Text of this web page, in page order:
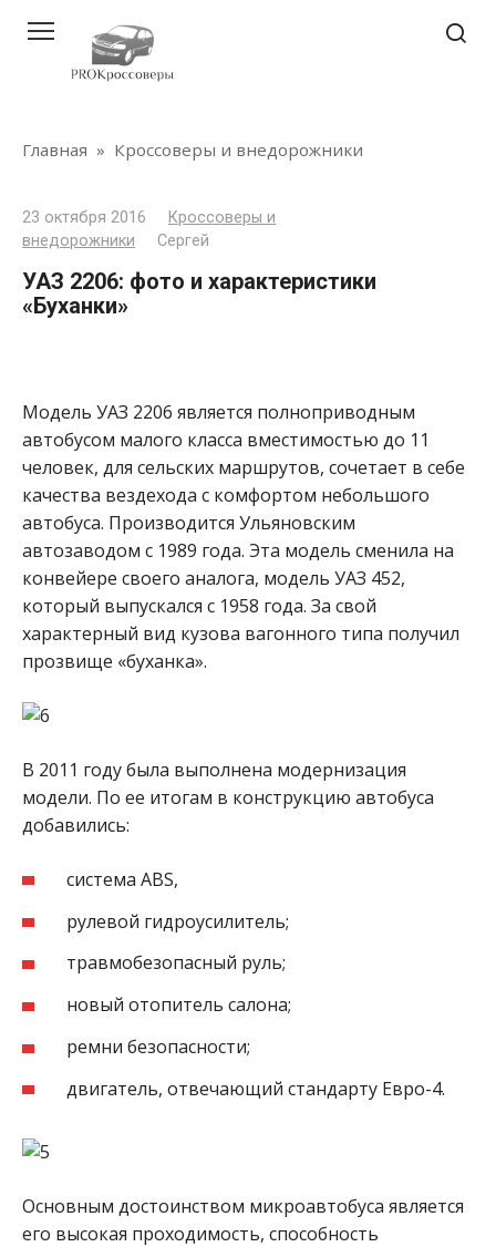
контенту
Главная » Кроссоверы и внедорожники
23 октября 2016
Кроссоверы и
внедорожники
Сергей
УАЗ 2206: фото и характеристики
«Буханки»
Модель УАЗ 2206 является полноприводным
автобусом малого класса вместимостью до 11
человек, для сельских маршрутов, сочетает в себе
качества вездехода с комфортом небольшого
автобуса. Производится Ульяновским
автозаводом с 1989 года. Эта модель сменила на
конвейере своего аналога, модель УАЗ 452,
который выпускался с 1958 года. За свой
характерный вид кузова вагонного типа получил
прозвище «буханка».
В 2011 году была выполнена модернизация
модели. По ее итогам в конструкцию автобуса
добавились:
система ABS,
рулевой гидроусилитель;
травмобезопасный руль;
новый отопитель салона;
ремни безопасности;
двигатель, отвечающий стандарту Евро-4.
Основным достоинством микроавтобуса является
его высокая проходимость, способность